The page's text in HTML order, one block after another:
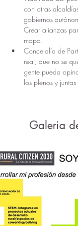
con otras
gobiernos
Crear alianzas
mapa.
Concejalía de
real, que no se
gente pueda
los plenos y
Galeria